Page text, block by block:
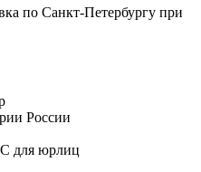
по Санкт-Петербургу при
России
для юрлиц